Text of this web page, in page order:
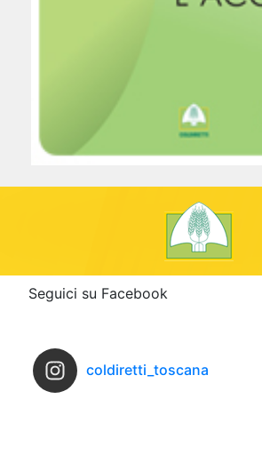
Seguici su Facebook
coldiretti_toscana